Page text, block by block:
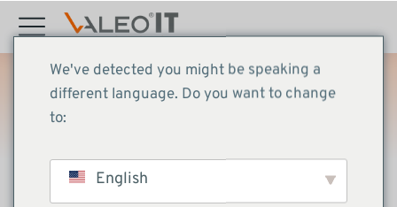
springen
Articles
Sie befinden sich hier:
We've detected you might be speaking a
different language. Do you want to change
to:
English